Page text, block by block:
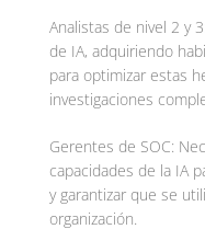
Analistas de nivel 2 y
de IA, adquiriendo
para optimizar estas
investigaciones
Gerentes de SOC:
capacidades de la IA
y garantizar que se
organización.